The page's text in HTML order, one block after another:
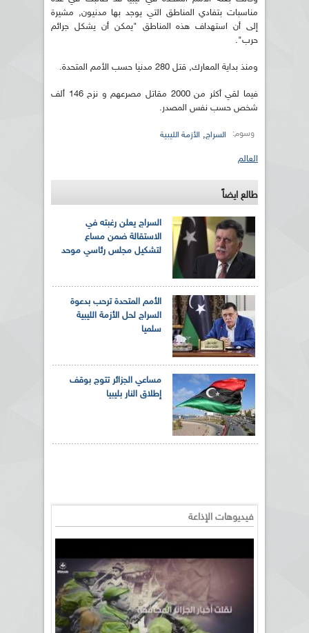
مناسبات بتفادي المناطق التي يوجد بها مدنيون, مشيرة
إلى أن استهداف هذه المناطق "يمكن أن يشكل جرائم
حرب".
ومنذ بداية المعارك, قتل 280 مدنيا حسب الأمم المتحدة.
فيما لقي أكثر من 2000 مقاتل مصرعهم و نزح 146 ألف
شخص حسب نفس المصدر.
وسوم: السراج, الأزمة الليبية
العالم
طالع ايضاً
السراج يعلن رغبته في
الاستقالة ضمن مساع
لتشكيل مجلس رئاسي موحد
الأمم المتحدة ترحب بدعوة
السراج لحل الأزمة الليبية
سلميا
مساعي الجزائر تتوج بوقف
إطلاق النار بليبيا
فيديوهات الإذاعة